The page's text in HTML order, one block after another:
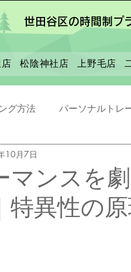
世田谷区の時間制プ
松陰神社店 上野毛店
グ方法 パーソナルトレ
マンスを
特異性の
10月7日